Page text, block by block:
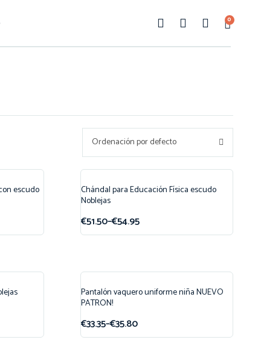
0
Ordenación por defecto
escudo ¡Oferta!
Chándal para Educación Física escudo
Noblejas
€51.50–€54.95
New!
¡Oferta!
Pantalón vaquero uniforme niña NUEVO
PATRON!
€33.35–€35.80